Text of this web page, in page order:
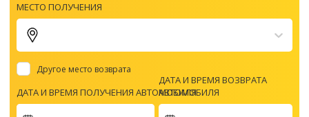
МЕСТО ПОЛУЧЕНИЯ
Другое место возврата
ДАТА И ВРЕМЯ ПОЛУЧЕНИЯ АВТОМОБИЛЯ
ДАТА И ВРЕМЯ ВОЗВРАТА
АВТОМОБИЛЯ